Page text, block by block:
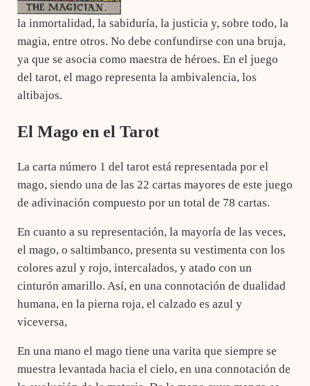
la inmortalidad, la sabiduría, la justicia y, sobre todo, la
magia, entre otros. No debe confundirse con una bruja,
ya que se asocia como maestra de héroes. En el juego
del tarot, el mago representa la ambivalencia, los
altibajos.
El Mago en el Tarot
La carta número 1 del tarot está representada por el
mago, siendo una de las 22 cartas mayores de este juego
de adivinación compuesto por un total de 78 cartas.
En cuanto a su representación, la mayoría de las veces,
el mago, o saltimbanco, presenta su vestimenta con los
colores azul y rojo, intercalados, y atado con un
cinturón amarillo. Así, en una connotación de dualidad
humana, en la pierna roja, el calzado es azul y
viceversa,
En una mano el mago tiene una varita que siempre se
muestra levantada hacia el cielo, en una connotación de